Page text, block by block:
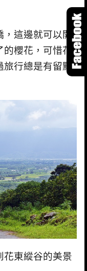
這邊就可以開
櫻花，可惜花
旅行總是有留點
花東縱谷的美景